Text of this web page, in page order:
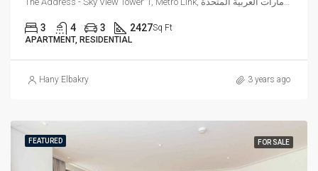
3 4 3 2427Sq Ft
APARTMENT, RESIDENTIAL
Hany Elbakry 3 years ago
FEATURED FOR SALE